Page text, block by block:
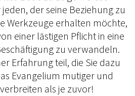
der seine Beziehung zu
Werkzeuge erhalten möchte,
einer lästigen Pflicht in eine
zu verwandeln.
Erfahrung teil, die Sie dazu
Evangelium mutiger und
als je zuvor!